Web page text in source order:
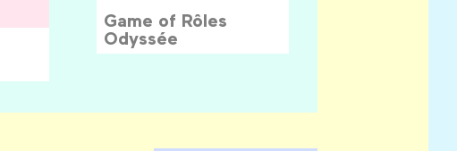
Game of Rôles
Odyssée